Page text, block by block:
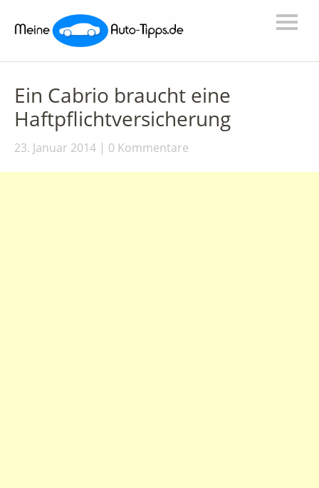
Ein Cabrio braucht eine
Haftpflichtversicherung
23. Januar 2014 0 Kommentare